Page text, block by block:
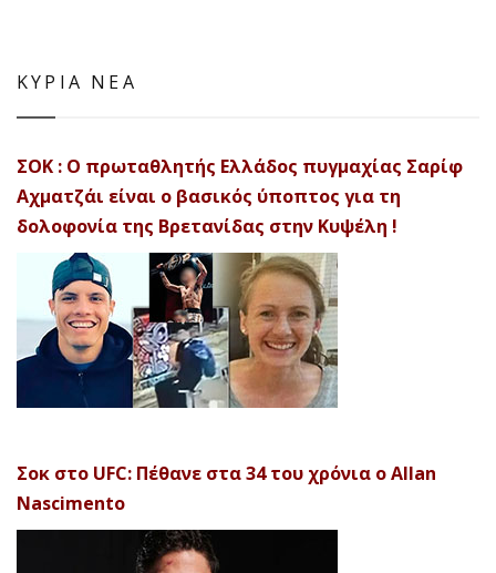
ΚΥΡΙΑ ΝΕΑ
ΣΟΚ : Ο πρωταθλητής Ελλάδος πυγμαχίας Σαρίφ
Αχματζάι είναι ο βασικός ύποπτος για τη
δολοφονία της Βρετανίδας στην Κυψέλη !
Σοκ στο UFC: Πέθανε στα 34 του χρόνια ο Allan
Nascimento